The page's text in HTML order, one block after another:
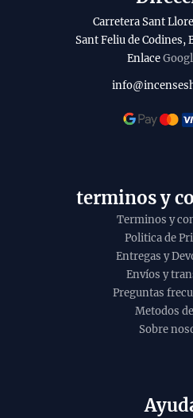
Carretera Sant
Sant Feliu de Codines,
Enlace
terminos y
Terminos y
Politica de
Entregas y
Envíos y
Preguntas
Metodos
Sobre